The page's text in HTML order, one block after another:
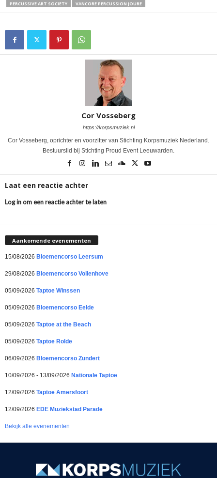
PERCUSSIVE ART SOCIETY
VANCORE PERCUSSION JOURE
Cor Vosseberg
https://korpsmuziek.nl
Cor Vosseberg, oprichter en voorzitter van Stichting Korpsmuziek Nederland.
Bestuurslid bij Stichting Proud Event Leeuwarden.
Laat een reactie achter
Log in om een reactie achter te laten
Aankomende evenementen
15/08/2026 Bloemencorso Leersum
29/08/2026 Bloemencorso Vollenhove
05/09/2026 Taptoe Winssen
05/09/2026 Bloemencorso Eelde
05/09/2026 Taptoe at the Beach
05/09/2026 Taptoe Rolde
06/09/2026 Bloemencorso Zundert
10/09/2026 - 13/09/2026 Nationale Taptoe
12/09/2026 Taptoe Amersfoort
12/09/2026 EDE Muziekstad Parade
Bekijk alle evenementen